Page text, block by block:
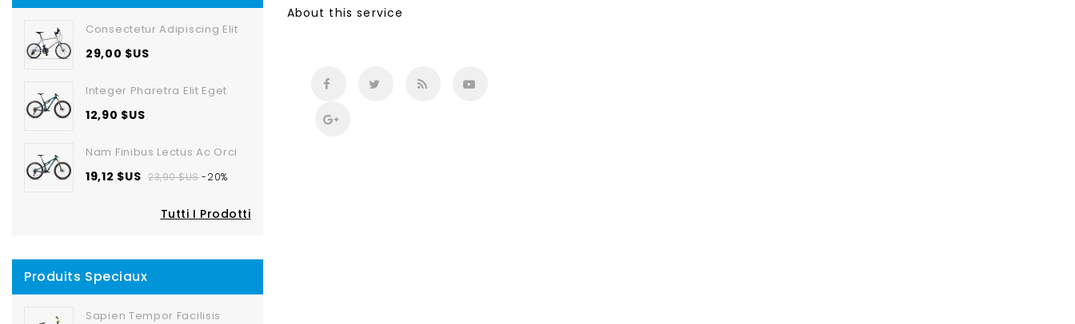
Consectetur Adipiscing Elit
29,00 $US
Integer Pharetra Elit Eget
12,90 $US
Nam Finibus Lectus Ac Orci
19,12 $US 23,90 $US -20%
Tutti I Prodotti
Produits Speciaux
Sapien Tempor Facilisis
About this service